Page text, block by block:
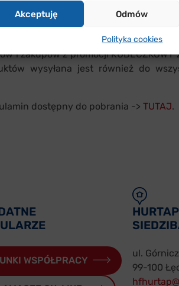
Akceptuję Odmów
Polityka cookies
Przedstawicieli
zakupów z promocji KUBECZKOWY
wysyłana jest również do
dostępny do pobrania -> TUTAJ.
WSPÓŁPRACY
ul.
99-100